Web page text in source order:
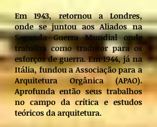
Em 1943, retornou a Londres,
onde se juntou aos Aliados na
Segunda Guerra Mundial onde
trabalha como tradutor para os
esforços de guerra. Em 1944, já na
Itália, fundou a Associação para a
Arquitetura Orgânica (APAO).
Aprofunda então seus trabalhos
no campo da crítica e estudos
teóricos da arquitetura.